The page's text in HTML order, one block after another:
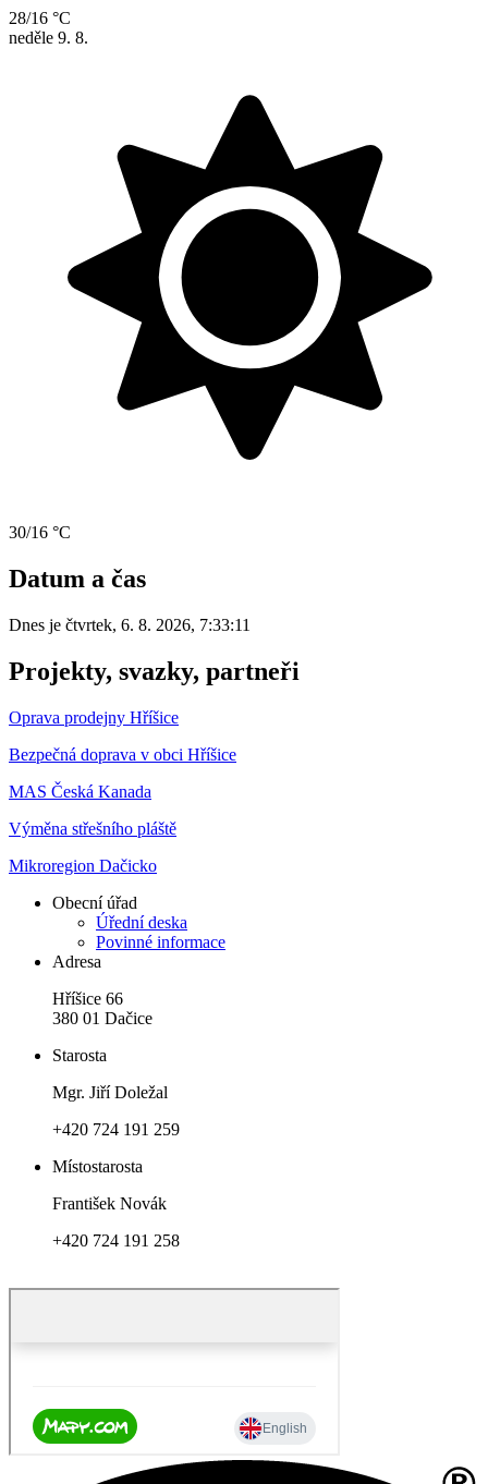
28/16 °C
neděle 9. 8.
30/16 °C
Datum a čas
Dnes je čtvrtek, 6. 8. 2026, 7:33:11
Projekty, svazky, partneři
Oprava prodejny Hříšice
Bezpečná doprava v obci Hříšice
MAS Česká Kanada
Výměna střešního pláště
Mikroregion Dačicko
Obecní úřad
Úřední deska
Povinné informace
Adresa
Hříšice 66
380 01 Dačice
Starosta
Mgr. Jiří Doležal
+420 724 191 259
Místostarosta
František Novák
+420 724 191 258